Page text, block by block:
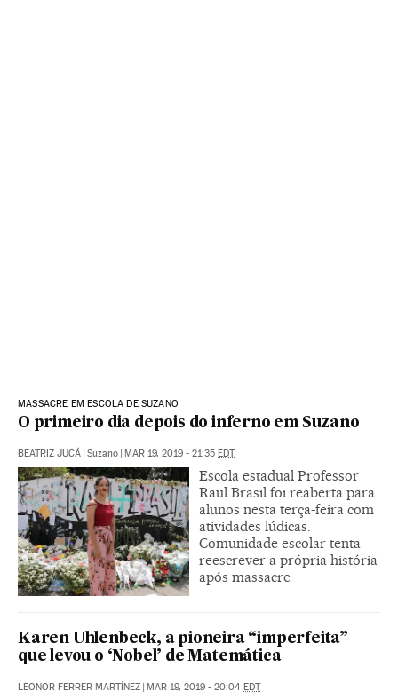
MASSACRE EM ESCOLA DE SUZANO
O primeiro dia depois do inferno em Suzano
BEATRIZ JUCÁ Suzano MAR 19, 2019 - 21:35 EDT
Escola estadual Professor
Raul Brasil foi reaberta para
alunos nesta terça-feira com
atividades lúdicas.
Comunidade escolar tenta
reescrever a própria história
após massacre
Karen Uhlenbeck, a pioneira “imperfeita”
que levou o ‘Nobel’ de Matemática
LEONOR FERRER MARTÍNEZ MAR 19, 2019 - 20:04 EDT